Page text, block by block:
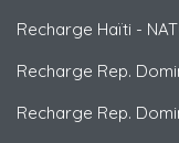
Recharge Haïti -
Recharge Rep.
Recharge Rep.